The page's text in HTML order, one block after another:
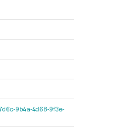
9b4a-4d68-9f3e-